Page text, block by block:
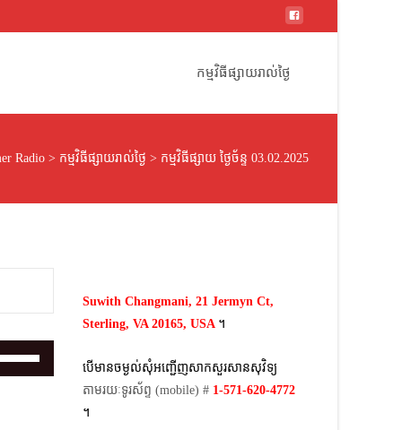
កម្មវិធីផ្សាយរាល់ថ្ងៃ
Radio > កម្មវិធីផ្សាយរាល់ថ្ងៃ > កម្មវិធីផ្សាយ ថ្ងៃច័ន្ទ 03.02.2025
Suwith Changmani, 21 Jermyn Ct,
Sterling, VA 20165, USA ។​
បើមានចម្ងល់​សុំអញ្ជើញសាកសួរសានសុវិទ្យ
តាមរយៈទូរស័ព្ទ​ (mobile)​ # 1-571-620-4772​
។